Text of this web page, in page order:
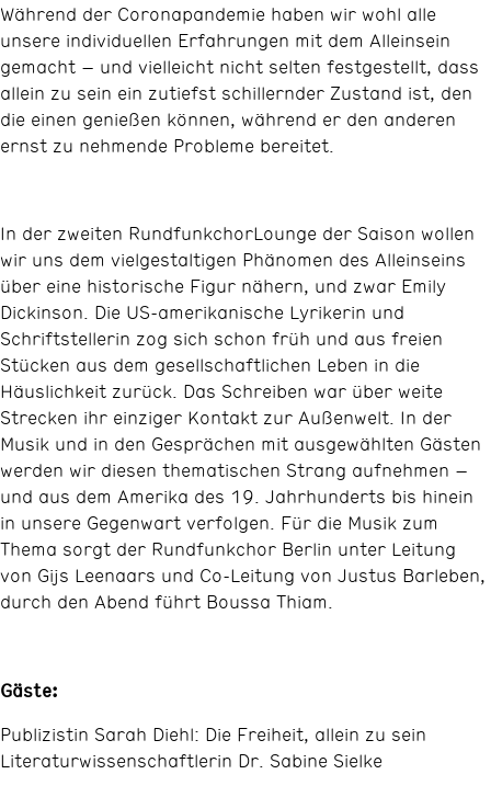
Während der Coronapandemie haben wir wohl alle
unsere individuellen Erfahrungen mit dem Alleinsein
gemacht – und vielleicht nicht selten festgestellt, dass
allein zu sein ein zutiefst schillernder Zustand ist, den
die einen genießen können, während er den anderen
ernst zu nehmende Probleme bereitet.
In der zweiten RundfunkchorLounge der Saison wollen
wir uns dem vielgestaltigen Phänomen des Alleinseins
über eine historische Figur nähern, und zwar Emily
Dickinson. Die US-amerikanische Lyrikerin und
Schriftstellerin zog sich schon früh und aus freien
Stücken aus dem gesellschaftlichen Leben in die
Häuslichkeit zurück. Das Schreiben war über weite
Strecken ihr einziger Kontakt zur Außenwelt. In der
Musik und in den Gesprächen mit ausgewählten Gästen
werden wir diesen thematischen Strang aufnehmen –
und aus dem Amerika des 19. Jahrhunderts bis hinein
in unsere Gegenwart verfolgen. Für die Musik zum
Thema sorgt der Rundfunkchor Berlin unter Leitung
von Gijs Leenaars und Co-Leitung von Justus Barleben,
durch den Abend führt Boussa Thiam.
Gäste:
Publizistin Sarah Diehl: Die Freiheit, allein zu sein
Literaturwissenschaftlerin Dr. Sabine Sielke